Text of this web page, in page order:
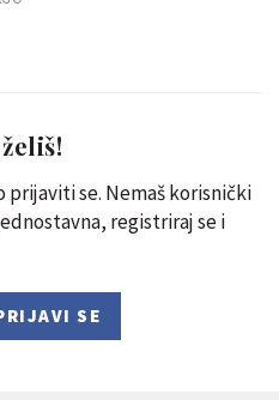
se. Nemaš korisnički
registriraj se i
SE